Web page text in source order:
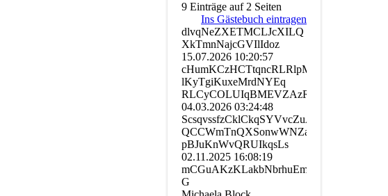
9 Einträge auf 2 Seiten
Ins Gästebuch eintragen
dlvqNeZXETMCLJcXILQ
XkTmnNajcGVIlIdoz
15.07.2026 10:20:57
cHumKCzHCTtqncRLRlpMY
lKyTgiKuxeMrdNYEq
RLCyCOLUIqBMEVZAzRDWeamG
04.03.2026 03:24:48
ScsqvssfzCklCkqSYVvcZuA
QCCWmTnQXSonwWNZaPPCgb
pBJuKnWvQRUIkqsLs
02.11.2025 16:08:19
mCGuAKzKLakbNbrhuEmhHoS­
G